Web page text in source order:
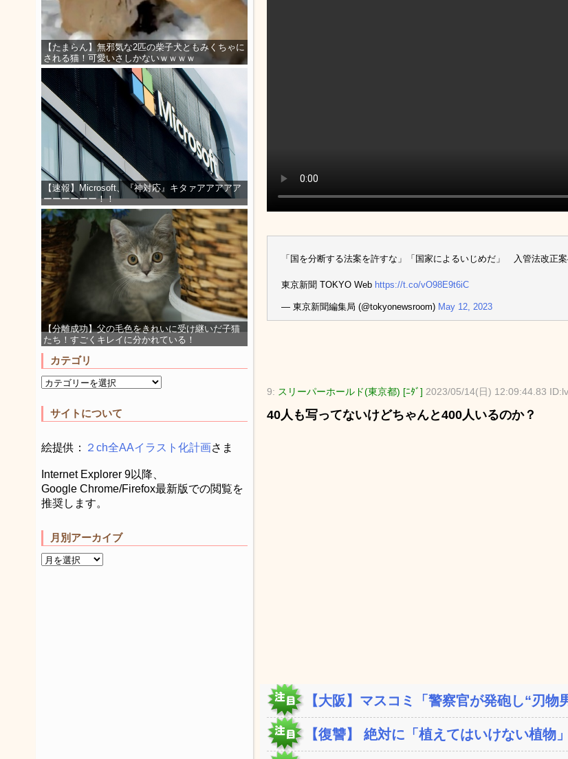
【たまらん】無邪気な2匹の柴子犬ともみくちゃに
される猫！可愛いさしかないｗｗｗｗ
【速報】Microsoft、『神対応』キタァアアアアア
ーーーーーー！！
【分離成功】父の毛色をきれいに受け継いだ子猫
たち！すごくキレイに分かれている！
カテゴリ
サイトについて
絵提供： ２ch全AAイラスト化計画さま
Internet Explorer 9以降、
Google Chrome/Firefox最新版での閲覧を
推奨します。
月別アーカイブ
「国を分断する法案を許すな」「国家によるいじめだ」 入管法改正
東京新聞 TOKYO Web https://t.co/vO98E9t6iC
— 東京新聞編集局 (@tokyonewsroom) May 12, 2023
9: スリーパーホールド(東京都) [ﾆﾀﾞ] 2023/05/14(日) 12:09:44.83
40人も写ってないけどちゃんと400人いるのか？
【大阪】マスコミ「警察官が発砲し“刃
【復讐】 絶対に「植えてはいけない植